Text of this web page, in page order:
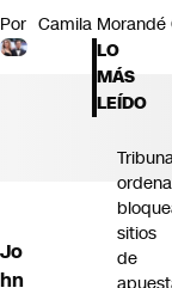
Por Camila Morandé
Jo
hn
LO
MÁS
LEÍDO
ordena
sitios
de